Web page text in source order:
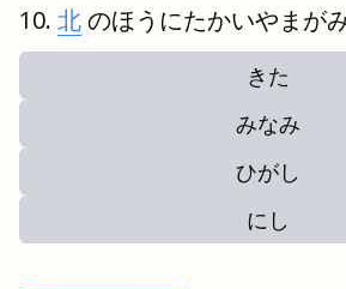
北のほうにたかいやまが
きた
みなみ
ひがし
にし